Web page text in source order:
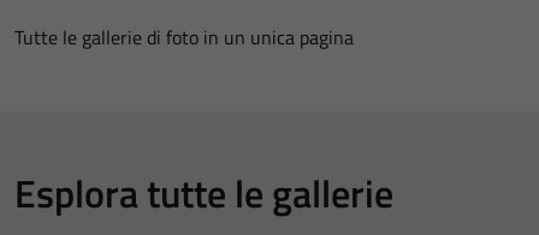
Tutte le gallerie di foto in un unica pagina
Esplora tutte le gallerie